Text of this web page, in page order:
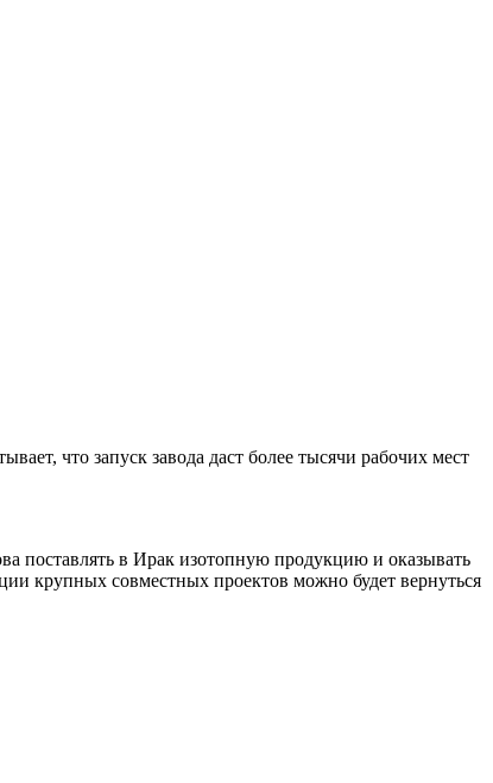
что запуск завода даст более тысячи рабочих мест
поставлять в Ирак изотопную продукцию и оказывать
крупных совместных проектов можно будет вернуться